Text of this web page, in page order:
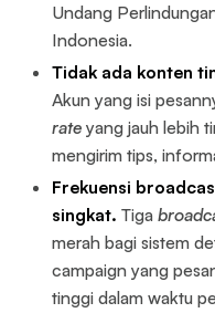
Undang
Indonesia.
Tidak ada konten
Akun yang isi
rate yang jauh lebih
mengirim tips,
Frekuensi
singkat.Tiga
merah bagi sistem
campaign yang
tinggi dalam waktu